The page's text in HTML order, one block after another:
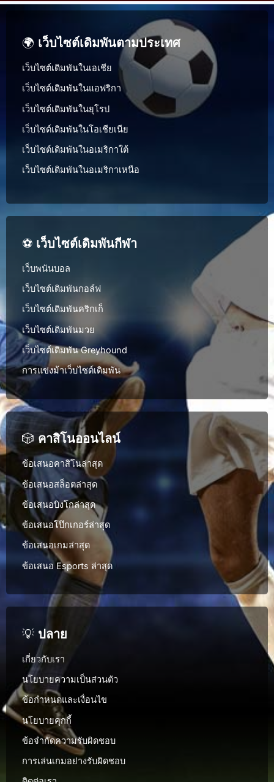
🌍 เว็บไซต์เดิมพันตามประเทศ
เว็บไซต์เดิมพันในเอเชีย
เว็บไซต์เดิมพันในแอฟริกา
เว็บไซต์เดิมพันในยุโรป
เว็บไซต์เดิมพันในโอเชียเนีย
เว็บไซต์เดิมพันในอเมริกาใต้
เว็บไซต์เดิมพันในอเมริกาเหนือ
⚽ เว็บไซต์เดิมพันกีฬา
เว็บพนันบอล
เว็บไซต์เดิมพันกอล์ฟ
เว็บไซต์เดิมพันคริกเก็
เว็บไซต์เดิมพันมวย
เว็บไซต์เดิมพัน Greyhound
การแข่งม้าเว็บไซต์เดิมพัน
🎲คาสิโนออนไลน์
ข้อเสนอคาสิโนล่าสุด
ข้อเสนอสล็อตล่าสุด
ข้อเสนอบิงโกล่าสุด
ข้อเสนอโป๊กเกอร์ล่าสุด
ข้อเสนอเกมล่าสุด
ข้อเสนอ Esports ล่าสุด
💡 ปลาย
เกี่ยวกับเรา
นโยบายความเป็นส่วนตัว
ข้อกำหนดและเงื่อนไข
นโยบายคุกกี้
ข้อจำกัดความรับผิดชอบ
การเล่นเกมอย่างรับผิดชอบ